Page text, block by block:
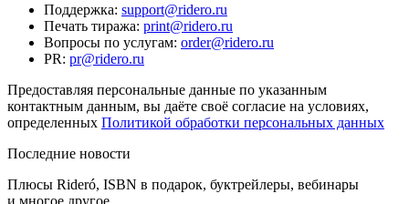
Поддержка: support@ridero.ru
Печать тиража: print@ridero.ru
Вопросы по услугам: order@ridero.ru
PR: pr@ridero.ru
Предоставляя персональные данные по указанным
контактным данным, вы даёте своё согласие на условиях,
определенных Политикой обработки персональных данных
Последние новости
Плюсы Rideró, ISBN в подарок, буктрейлеры, вебинары
и многое другое